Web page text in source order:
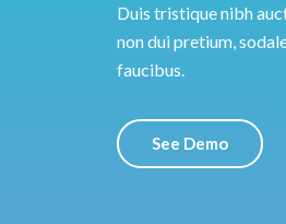
Duis tristique nibh
non dui pretium,
faucibus.
See Demo